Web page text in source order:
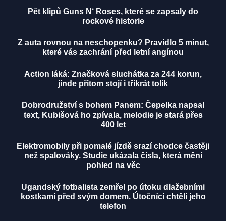
Pět klipů Guns N‘ Roses, které se zapsaly do
rockové historie
Z auta rovnou na neschopenku? Pravidlo 5 minut,
které vás zachrání před letní angínou
Action láká: Značková sluchátka za 244 korun,
jinde přitom stojí i třikrát tolik
Dobrodružství s bohem Panem: Čepelka napsal
text, Kubišová ho zpívala, melodie je stará přes
400 let
Elektromobily při pomalé jízdě srazí chodce častěji
než spalováky. Studie ukázala čísla, která mění
pohled na věc
Ugandský fotbalista zemřel po útoku dlažebními
kostkami před svým domem. Útočníci chtěli jeho
telefon